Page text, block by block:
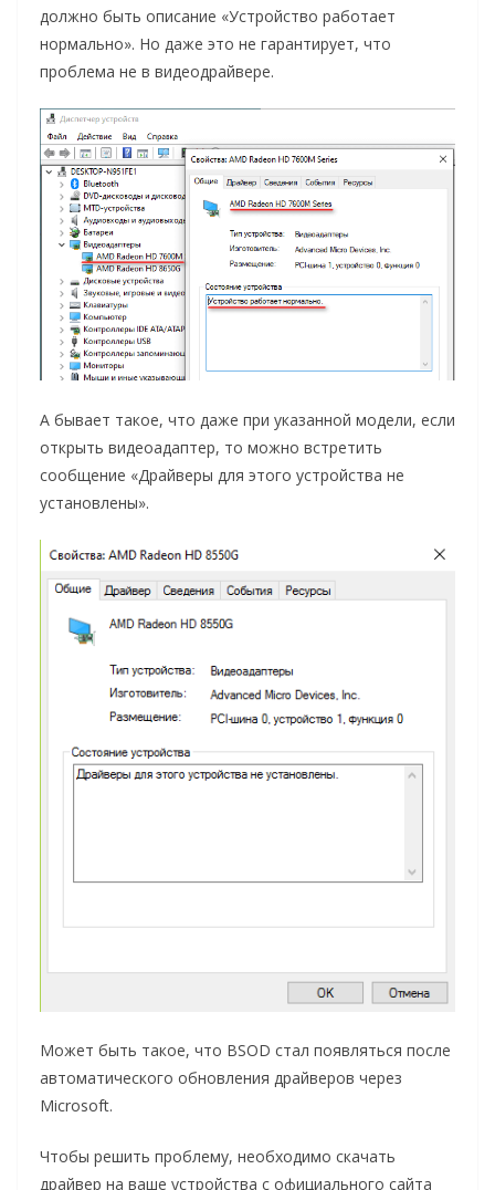
должно быть описание «Устройство работает
нормально». Но даже это не гарантирует, что
проблема не в видеодрайвере.
А бывает такое, что даже при указанной модели, если
открыть видеоадаптер, то можно встретить
сообщение «Драйверы для этого устройства не
установлены».
Может быть такое, что BSOD стал появляться после
автоматического обновления драйверов через
Microsoft.
Чтобы решить проблему, необходимо скачать
драйвер на ваше устройства с официального сайта